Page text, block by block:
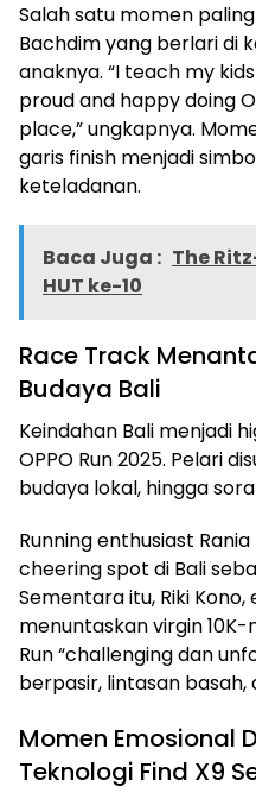
Salah satu momen
Bachdim yang berlari di
anaknya. “I teach my
proud and happy doing
place,” ungkapnya.
garis finish menjadi
keteladanan.
Baca Juga : The
HUT ke-10
Race Track
Budaya Bali
Keindahan Bali menjadi
OPPO Run 2025. Pelari
budaya lokal, hingga
Running enthusiast
cheering spot di Bali
Sementara itu, Riki
menuntaskan virgin
Run “challenging dan
berpasir, lintasan basah,
Momen Emosional
Teknologi Find X9